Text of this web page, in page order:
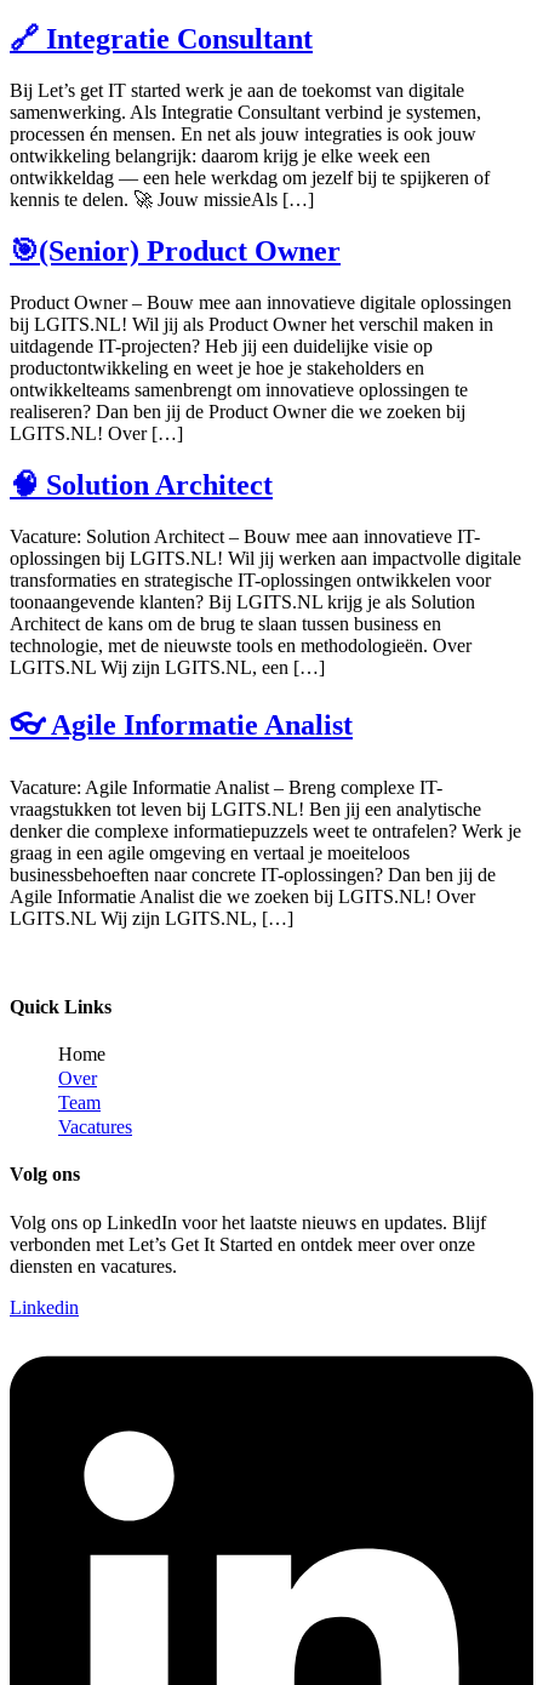
🔗 Integratie Consultant
Bij Let’s get IT started werk je aan de toekomst van digitale
samenwerking. Als Integratie Consultant verbind je systemen,
processen én mensen. En net als jouw integraties is ook jouw
ontwikkeling belangrijk: daarom krijg je elke week een
ontwikkeldag — een hele werkdag om jezelf bij te spijkeren of
kennis te delen. 🚀 Jouw missieAls […]
🎯(Senior) Product Owner
Product Owner – Bouw mee aan innovatieve digitale oplossingen
bij LGITS.NL! Wil jij als Product Owner het verschil maken in
uitdagende IT-projecten? Heb jij een duidelijke visie op
productontwikkeling en weet je hoe je stakeholders en
ontwikkelteams samenbrengt om innovatieve oplossingen te
realiseren? Dan ben jij de Product Owner die we zoeken bij
LGITS.NL! Over […]
🧠 Solution Architect
Vacature: Solution Architect – Bouw mee aan innovatieve IT-
oplossingen bij LGITS.NL! Wil jij werken aan impactvolle digitale
transformaties en strategische IT-oplossingen ontwikkelen voor
toonaangevende klanten? Bij LGITS.NL krijg je als Solution
Architect de kans om de brug te slaan tussen business en
technologie, met de nieuwste tools en methodologieën. Over
LGITS.NL Wij zijn LGITS.NL, een […]
👓 Agile Informatie Analist
Vacature: Agile Informatie Analist – Breng complexe IT-
vraagstukken tot leven bij LGITS.NL! Ben jij een analytische
denker die complexe informatiepuzzels weet te ontrafelen? Werk je
graag in een agile omgeving en vertaal je moeiteloos
businessbehoeften naar concrete IT-oplossingen? Dan ben jij de
Agile Informatie Analist die we zoeken bij LGITS.NL! Over
LGITS.NL Wij zijn LGITS.NL, […]
Quick Links
Home
Over
Team
Vacatures
Volg ons
Volg ons op LinkedIn voor het laatste nieuws en updates. Blijf
verbonden met Let’s Get It Started en ontdek meer over onze
diensten en vacatures.
Linkedin